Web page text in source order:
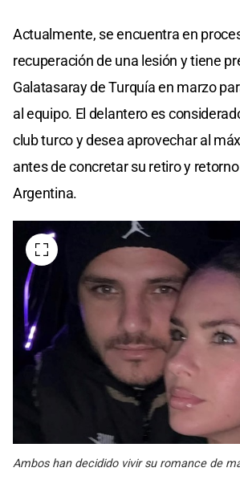
Actualmente, se encuentra en
recuperación de una lesión y tiene
Galatasaray de Turquía en marzo
al equipo. El delantero es
club turco y desea aprovechar al
antes de concretar su retiro y
Argentina.
Ambos han decidido vivir su romance de